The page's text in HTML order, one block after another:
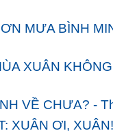
MƯA BÌNH
XUÂN
VỀ CHƯA? -
XUÂN ƠI,